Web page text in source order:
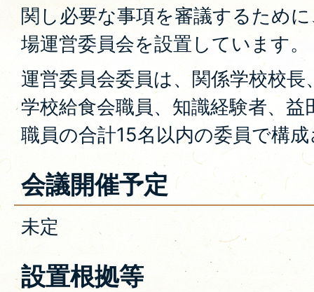
関し必要な事項を審議するため
場運営委員会を設置しています。
運営委員会委員は、関係学校校長
学校給食会職員、知識経験者、益
職員の合計15名以内の委員で構
会議開催予定
未定
設置根拠等